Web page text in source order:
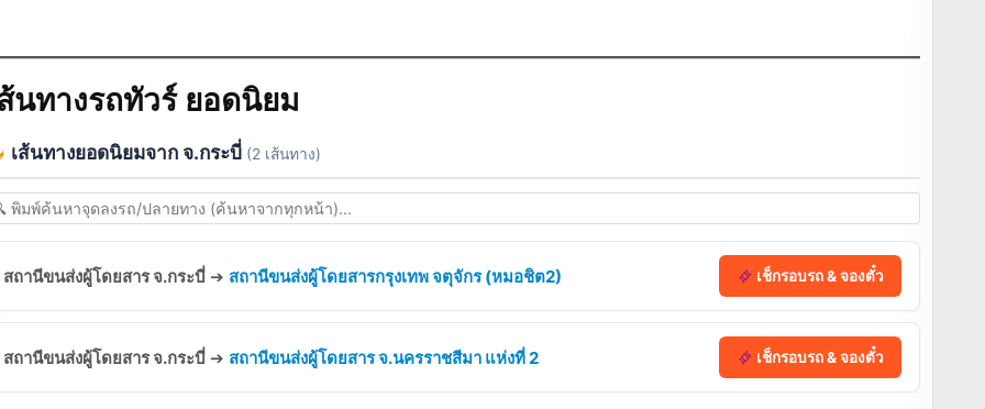
นทางรถทัวร์ ยอดนิยม
เส้นทางยอดนิยมจาก จ.กระบี่ (2 เส้นทาง)
สถานีขนส่งผู้โดยสาร จ.กระบี่➔ สถานีขนส่งผู้โดยสารกรุงเทพ จตุจักร (หมอชิต2) เช็กรอบรถ & จองตั๋ว
สถานีขนส่งผู้โดยสาร จ.กระบี่➔ สถานีขนส่งผู้โดยสาร จ.นครราชสีมา แห่งที่ 2 เช็กรอบรถ & จองตั๋ว